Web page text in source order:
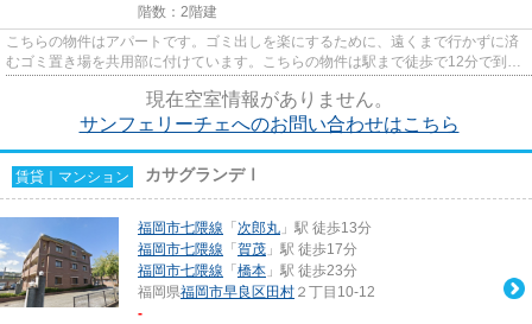
階数：2階建
こちらの物件はアパートです。ゴミ出しを楽にするために、遠くまで行かずに済
むゴミ置き場を共用部に付けています。こちらの物件は駅まで徒歩で12分で到着
現在空室情報がありません。
サンフェリーチェへのお問い合わせはこちら
賃貸｜マンション カサグランデⅠ
福岡市七隈線 「 次郎丸 」駅 徒歩13分
福岡市七隈線 「 賀茂 」駅 徒歩17分
福岡市七隈線 「 橋本 」駅 徒歩23分
福岡県福岡市早良区 田村 ２丁目10-12
-